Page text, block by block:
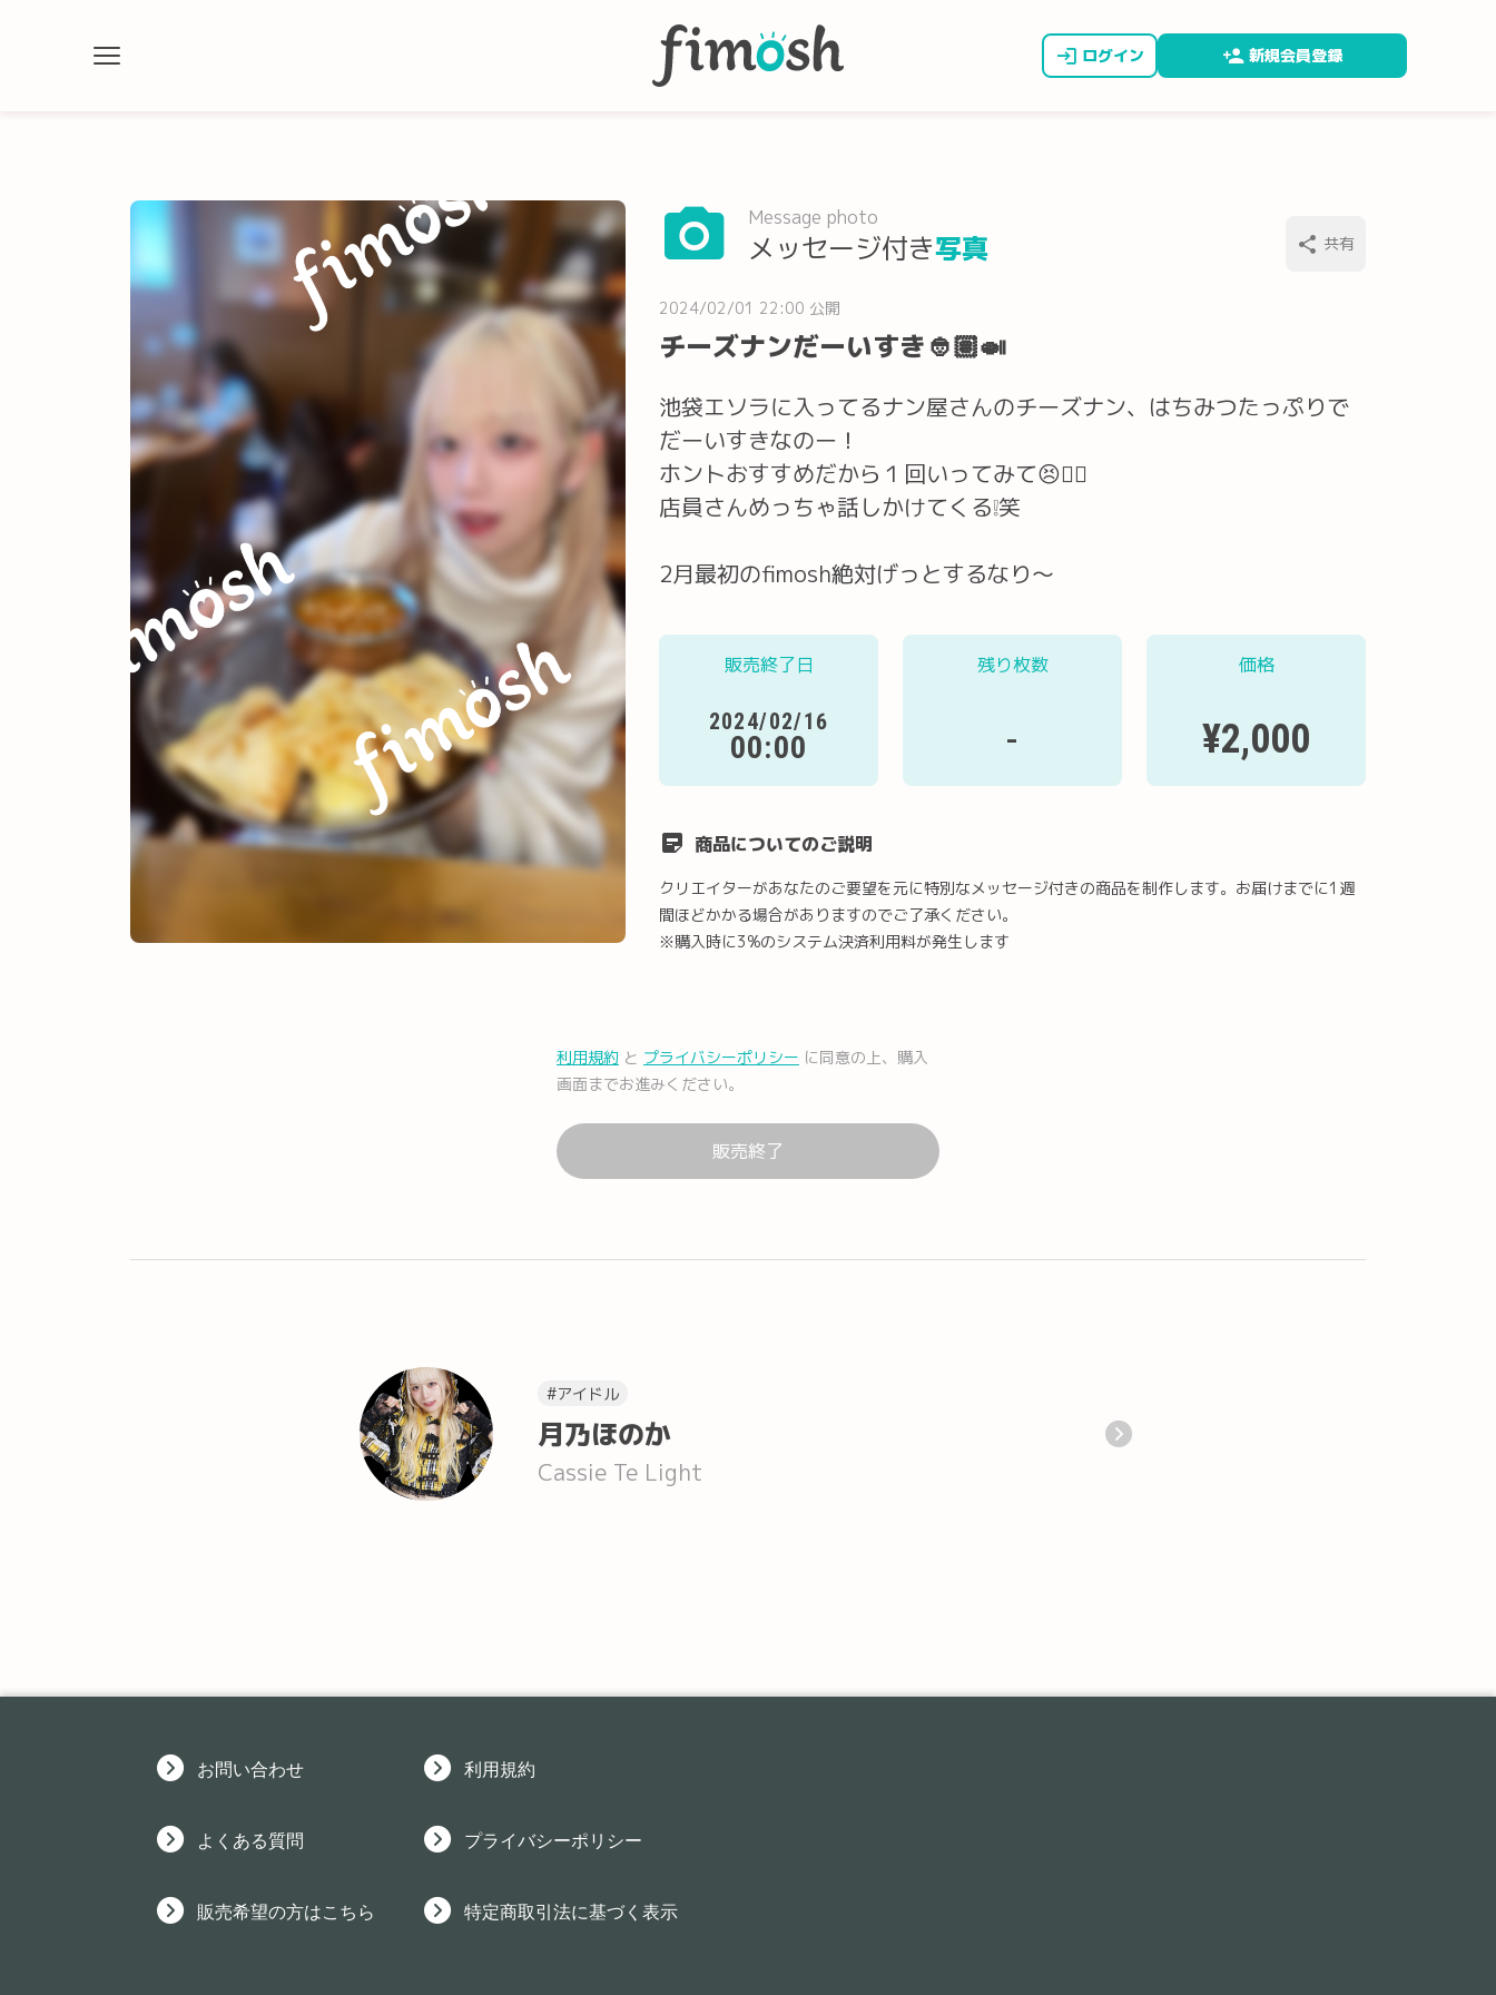
ログイン 新規会員登録
Message photo
メッセージ付き写真 共有
2024/02/01 22:00 公開
チーズナンだーいすき👲🏽🍛
池袋エソラに入ってるナン屋さんのチーズナン、はちみつたっぷりで
だーいすきなのー！
ホントおすすめだから１回いってみて😣👍🏻
店員さんめっちゃ話しかけてくる❕笑
2月最初のfimosh絶対げっとするなり〜
販売終了日
2024/02/16
00:00
残り枚数
-
価格
¥2,000
商品についてのご説明
クリエイターがあなたのご要望を元に特別なメッセージ付きの商品を制作します。お届けまでに1週
間ほどかかる場合がありますのでご了承ください。
※購入時に3%のシステム決済利用料が発生します
利用規約 と プライバシーポリシー に同意の上、購入
画面までお進みください。
販売終了
#アイドル
月乃ほのか
Cassie Te Light
お問い合わせ
よくある質問
販売希望の方はこちら
利用規約
プライバシーポリシー
特定商取引法に基づく表示
Facebook